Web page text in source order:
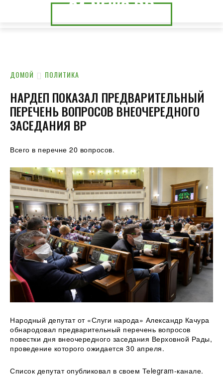
24.NEWS.CK
24.NEWS.DP
ДОМОЙ ПОЛИТИКА
НАРДЕП ПОКАЗАЛ ПРЕДВАРИТЕЛЬНЫЙ
ПЕРЕЧЕНЬ ВОПРОСОВ ВНЕОЧЕРЕДНОГО
ЗАСЕДАНИЯ ВР
Всего в перечне 20 вопросов.
Народный депутат от «Слуги народа» Александр Качура
обнародовал предварительный перечень вопросов
повестки дня внеочередного заседания Верховной Рады,
проведение которого ожидается 30 апреля.
Список депутат опубликовал в своем Теlegram-канале.